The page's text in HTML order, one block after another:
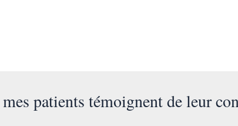
patients témoignent de leur